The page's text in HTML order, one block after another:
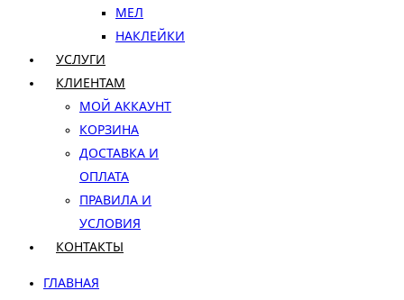
МЕЛ
НАКЛЕЙКИ
УСЛУГИ
КЛИЕНТАМ
МОЙ АККАУНТ
КОРЗИНА
ДОСТАВКА И
ОПЛАТА
ПРАВИЛА И
УСЛОВИЯ
КОНТАКТЫ
ГЛАВНАЯ